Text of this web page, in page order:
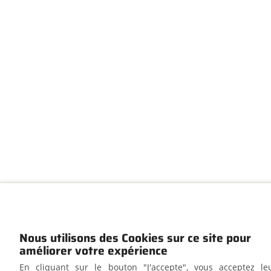
Nous utilisons des Cookies sur ce site pour
améliorer votre expérience
En cliquant sur le bouton "J'accepte", vous acceptez